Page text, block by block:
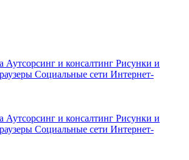
Аутсорсинг и консалтинг Рисунки и
Социальные сети Интернет-
Аутсорсинг и консалтинг Рисунки и
Социальные сети Интернет-